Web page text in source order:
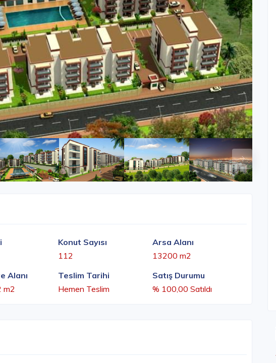
Konut Sayısı
112
Arsa Alanı
13200 m2
Alanı
m2
Teslim Tarihi
Hemen Teslim
Satış Durumu
% 100,00 Satıldı